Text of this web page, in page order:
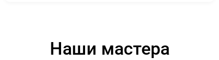
Наши мастера